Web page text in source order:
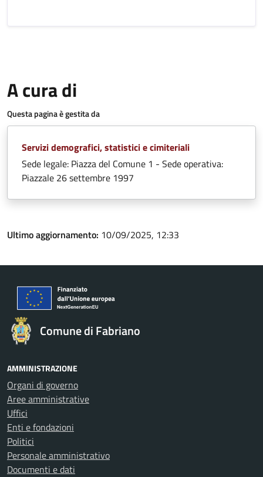
A cura di
Questa pagina è gestita da
Servizi demografici, statistici e cimiteriali
Sede legale: Piazza del Comune 1 - Sede operativa:
Piazzale 26 settembre 1997
Ultimo aggiornamento: 10/09/2025, 12:33
Comune di Fabriano
AMMINISTRAZIONE
Organi di governo
Aree amministrative
Uffici
Enti e fondazioni
Politici
Personale amministrativo
Documenti e dati